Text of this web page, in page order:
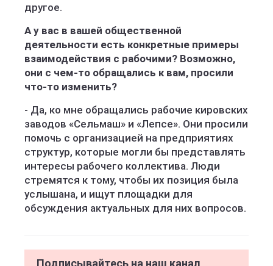
другое.
А у вас в вашей общественной
деятельности есть конкретные примеры
взаимодействия с рабочими? Возможно,
они с чем-то обращались к вам, просили
что-то изменить?
- Да, ко мне обращались рабочие кировских
заводов «Сельмаш» и «Лепсе». Они просили
помочь с организацией на предприятиях
структур, которые могли бы представлять
интересы рабочего коллектива. Люди
стремятся к тому, чтобы их позиция была
услышана, и ищут площадки для
обсуждения актуальных для них вопросов.
Подписывайтесь на наш канал